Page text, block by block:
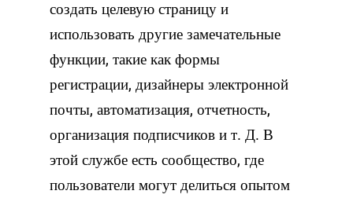
создать целевую страницу и
использовать другие замечательные
функции, такие как формы
регистрации, дизайнеры электронной
почты, автоматизация, отчетность,
организация подписчиков и т. Д. В
этой службе есть сообщество, где
пользователи могут делиться опытом